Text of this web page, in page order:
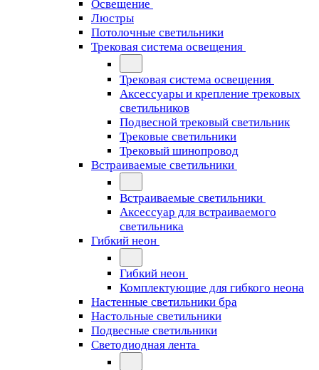
Освещение
Люстры
Потолочные светильники
Трековая система освещения
Трековая система освещения
Аксессуары и крепление трековых
светильников
Подвесной трековый светильник
Трековые светильники
Трековый шинопровод
Встраиваемые светильники
Встраиваемые светильники
Аксессуар для встраиваемого
светильника
Гибкий неон
Гибкий неон
Комплектующие для гибкого неона
Настенные светильники бра
Настольные светильники
Подвесные светильники
Светодиодная лента